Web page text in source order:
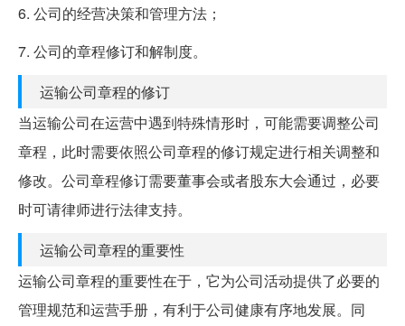
6. 公司的经营决策和管理方法；
7. 公司的章程修订和解制度。
运输公司章程的修订
当运输公司在运营中遇到特殊情形时，可能需要调整公司
章程，此时需要依照公司章程的修订规定进行相关调整和
修改。公司章程修订需要董事会或者股东大会通过，必要
时可请律师进行法律支持。
运输公司章程的重要性
运输公司章程的重要性在于，它为公司活动提供了必要的
管理规范和运营手册，有利于公司健康有序地发展。同